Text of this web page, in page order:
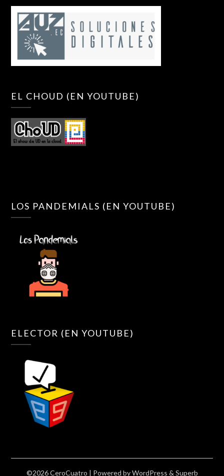
EL CHOUD (EN YOUTUBE)
LOS PANDEMIALS (EN YOUTUBE)
ELECTOR (EN YOUTUBE)
©2026 CeroCuatro | Powered byWordPress & Superb